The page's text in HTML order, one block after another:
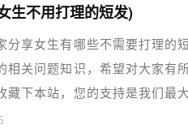
生不用打理的短发)
分享女生有哪些不需要打理的
相关问题知识，希望对大家有
藏下本站，您的支持是我们最大